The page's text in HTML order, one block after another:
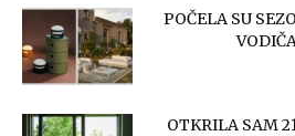
POČELA SU
OTKRILA SAM